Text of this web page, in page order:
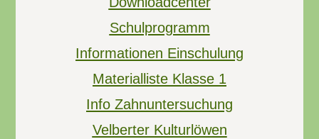
Schulprogramm
Informationen Einschulung
Materialliste Klasse 1
Info Zahnuntersuchung
Velberter Kulturlöwen